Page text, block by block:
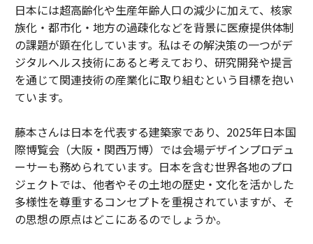
日本には超高齢化や生産年齢人口の減少に加えて、核家
族化・都市化・地方の過疎化などを背景に医療提供体制
の課題が顕在化しています。私はその解決策の一つがデ
ジタルヘルス技術にあると考えており、研究開発や提言
を通じて関連技術の産業化に取り組むという目標を抱い
ています。
藤本さんは日本を代表する建築家であり、2025年日本国
際博覧会（大阪・関西万博）では会場デザインプロデュ
ーサーも務められています。日本を含む世界各地のプロ
ジェクトでは、他者やその土地の歴史・文化を活かした
多様性を尊重するコンセプトを重視されていますが、そ
の思想の原点はどこにあるのでしょうか。